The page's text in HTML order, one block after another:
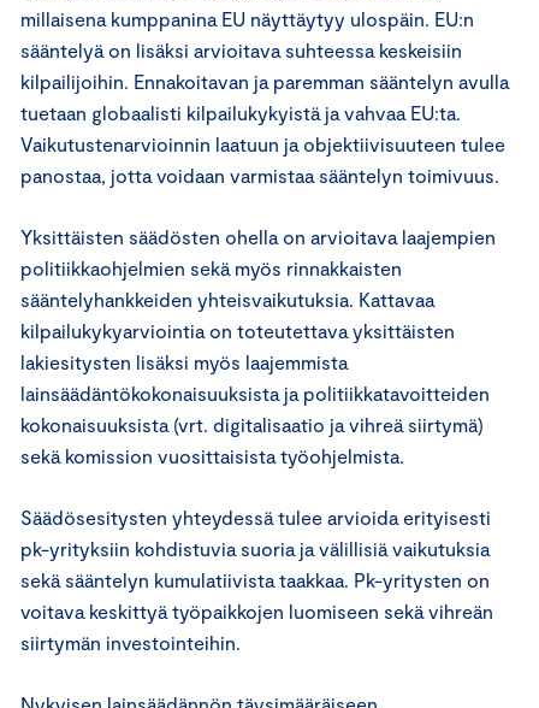
millaisena kumppanina EU näyttäytyy ulospäin. EU:n
sääntelyä on lisäksi arvioitava suhteessa keskeisiin
kilpailijoihin. Ennakoitavan ja paremman sääntelyn avulla
tuetaan globaalisti kilpailukykyistä ja vahvaa EU:ta.
Vaikutustenarvioinnin laatuun ja objektiivisuuteen tulee
panostaa, jotta voidaan varmistaa sääntelyn toimivuus.
Yksittäisten säädösten ohella on arvioitava laajempien
politiikkaohjelmien sekä myös rinnakkaisten
sääntelyhankkeiden yhteisvaikutuksia. Kattavaa
kilpailukykyarviointia on toteutettava yksittäisten
lakiesitysten lisäksi myös laajemmista
lainsäädäntökokonaisuuksista ja politiikkatavoitteiden
kokonaisuuksista (vrt. digitalisaatio ja vihreä siirtymä)
sekä komission vuosittaisista työohjelmista.
Säädösesitysten yhteydessä tulee arvioida erityisesti
pk-yrityksiin kohdistuvia suoria ja välillisiä vaikutuksia
sekä sääntelyn kumulatiivista taakkaa. Pk-yritysten on
voitava keskittyä työpaikkojen luomiseen sekä vihreän
siirtymän investointeihin.